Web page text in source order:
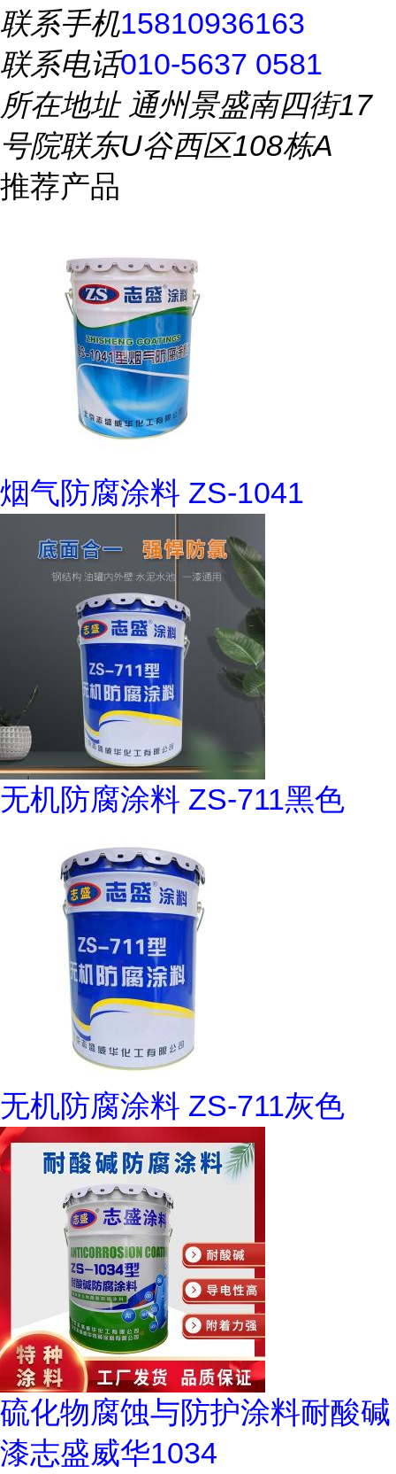
联系手机15810936163
联系电话010-5637 0581
所在地址通州景盛南四街17
号院联东U谷西区108栋A
推荐产品
烟气防腐涂料 ZS-1041
无机防腐涂料 ZS-711黑色
无机防腐涂料 ZS-711灰色
硫化物腐蚀与防护涂料耐酸碱
漆志盛威华1034